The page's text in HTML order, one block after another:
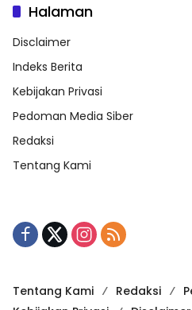
Halaman
Disclaimer
Indeks Berita
Kebijakan Privasi
Pedoman Media Siber
Redaksi
Tentang Kami
Tentang Kami Redaksi